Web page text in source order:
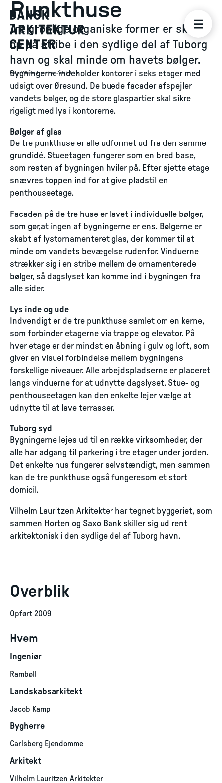
Punkthuse
Tre grønlige organiske former er skudt
op på stribe i den sydlige del af Tuborg
havn og skal minde om havets bølger.
Foto:Vilhelm Lauritzen Arkitekter
Bygningerne indeholder kontorer i seks etager med
udsigt over Øresund. De buede facader afspejler
vandets bølger, og de store glaspartier skal sikre
rigeligt med lys i kontorerne.
Bølger af glas
De tre punkthuse er alle udformet ud fra den samme
grundidé. Stueetagen fungerer som en bred base,
som resten af bygningen hviler på. Efter sjette etage
snævres toppen ind for at give pladstil en
penthouseetage.
Facaden på de tre huse er lavet i individuelle bølger,
som gør,at ingen af bygningerne er ens. Bølgerne er
skabt af lystornamenteret glas, der kommer til at
minde om vandets bevægelse rudenfor. Vinduerne
strækker sig i en stribe mellem de ornamenterede
bølger, så dagslyset kan komme ind i bygningen fra
alle sider.
Lys inde og ude
Indvendigt er de tre punkthuse samlet om en kerne,
som forbinder etagerne via trappe og elevator. På
hver etage er der mindst en åbning i gulv og loft, som
giver en visuel forbindelse mellem bygningens
forskellige niveauer. Alle arbejdspladserne er placeret
langs vinduerne for at udnytte dagslyset. Stue- og
penthouseetagen kan den enkelte lejer vælge at
udnytte til at lave terrasser.
Tuborg syd
Bygningerne lejes ud til en række virksomheder, der
alle har adgang til parkering i tre etager under jorden.
Det enkelte hus fungerer selvstændigt, men sammen
kan de tre punkthuse også fungeresom et stort
domicil.
Vilhelm Lauritzen Arkitekter har tegnet byggeriet, som
sammen Horten og Saxo Bank skiller sig ud rent
arkitektonisk i den sydlige del af Tuborg havn.
Overblik
Opført 2009
Hvem
Ingeniør
Rambøll
Landskabsarkitekt
Jacob Kamp
Bygherre
Carlsberg Ejendomme
Arkitekt
Vilhelm Lauritzen Arkitekter